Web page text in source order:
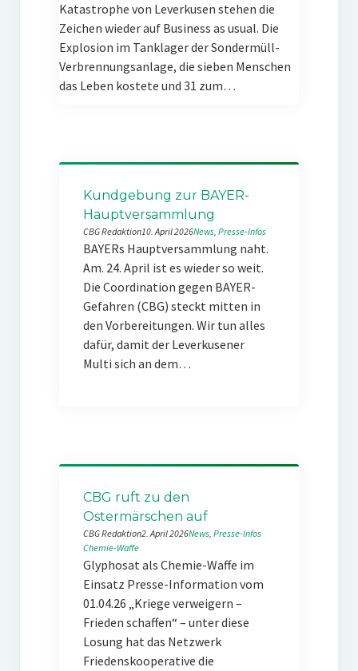
Katastrophe von Leverkusen stehen die
Zeichen wieder auf Business as usual. Die
Explosion im Tanklager der Sondermüll-
Verbrennungsanlage, die sieben Menschen
das Leben kostete und 31 zum…
Kundgebung zur BAYER-
Hauptversammlung
CBG Redaktion10. April 2026News, Presse-Infos
BAYERs Hauptversammlung naht.
Am. 24. April ist es wieder so weit.
Die Coordination gegen BAYER-
Gefahren (CBG) steckt mitten in
den Vorbereitungen. Wir tun alles
dafür, damit der Leverkusener
Multi sich an dem…
CBG ruft zu den
Ostermärschen auf
CBG Redaktion2. April 2026News, Presse-Infos
Chemie-Waffe
Glyphosat als Chemie-Waffe im
Einsatz Presse-Information vom
01.04.26 „Kriege verweigern –
Frieden schaffen“ – unter diese
Losung hat das Netzwerk
Friedenskooperative die